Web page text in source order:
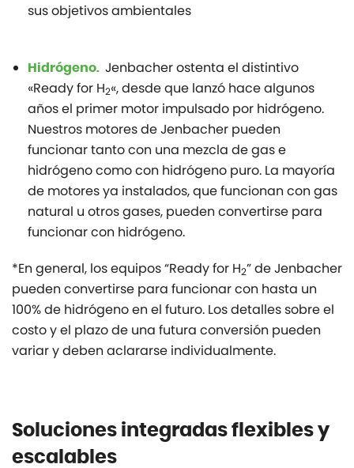
sus objetivos ambientales
Hidrógeno. Jenbacher ostenta el distintivo
«Ready for H2«, desde que lanzó hace algunos
años el primer motor impulsado por hidrógeno.
Nuestros motores de Jenbacher pueden
funcionar tanto con una mezcla de gas e
hidrógeno como con hidrógeno puro. La mayoría
de motores ya instalados, que funcionan con gas
natural u otros gases, pueden convertirse para
funcionar con hidrógeno.
*En general, los equipos “Ready for H2” de Jenbacher
pueden convertirse para funcionar con hasta un
100% de hidrógeno en el futuro. Los detalles sobre el
costo y el plazo de una futura conversión pueden
variar y deben aclararse individualmente.
Soluciones integradas flexibles y
escalables